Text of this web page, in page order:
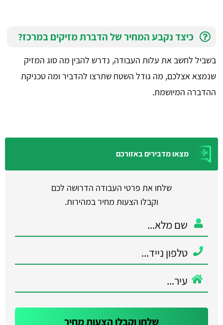
כיצד נקבע המחיר של הדברת מזיקים במרכז?
בשביל לחשב את עלות העבודה, נדרש להבין מה סוג המזיק
שנמצא אצלכם, מה גודל השטח שתרצו להדביר ומה טכניקת
ההדברה המיושמת.
מצאו מדבירים באזורכם
שלחו את פרטי העבודה הדרושה לכם
וקבלו הצעות מחיר במהירות.
שלחו וקבלו הצעות מחיר